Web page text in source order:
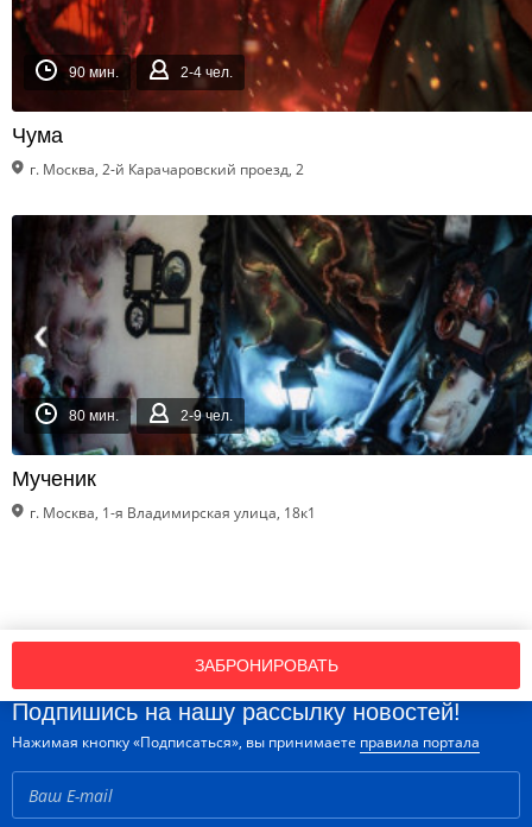
90 мин. 2-4 чел.
Чума
г. Москва, 2-й Карачаровский проезд, 2
80 мин. 2-9 чел.
Мученик
г. Москва, 1-я Владимирская улица, 18к1
ЗАБРОНИРОВАТЬ
Подпишись на нашу рассылку новостей!
Нажимая кнопку «Подписаться», вы принимаете правила портала